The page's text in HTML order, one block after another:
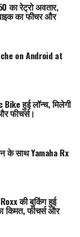
का रेट्रो अवतार,
का फीचर और
on Android at
हुई लॉन्च, मिलेगी
फीचर्स।
के साथ Yamaha Rx
की बुकिंग हुई
किमत, फीचर्स और